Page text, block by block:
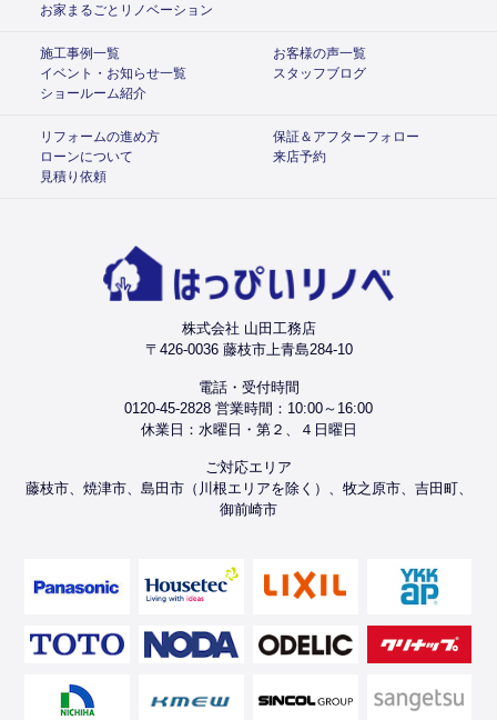
お家まるごとリノベーション
施工事例一覧
お客様の声一覧
イベント・お知らせ一覧
スタッフブログ
ショールーム紹介
リフォームの進め方
保証＆アフターフォロー
ローンについて
来店予約
見積り依頼
株式会社 山田工務店
〒426-0036 藤枝市上青島284-10
電話・受付時間
0120-45-2828 営業時間：10:00～16:00
休業日：水曜日・第２、４日曜日
ご対応エリア
藤枝市、焼津市、島田市（川根エリアを除く）、牧之原市、吉田町、
御前崎市